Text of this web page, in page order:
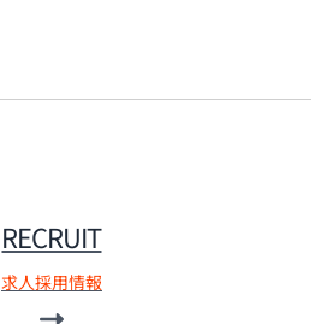
RECRUIT
求人採用情報